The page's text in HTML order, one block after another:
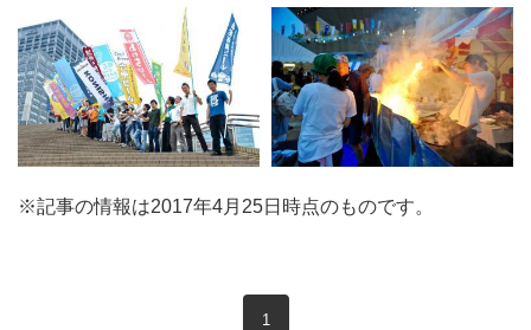
※記事の情報は2017年4月25日時点のものです。
1